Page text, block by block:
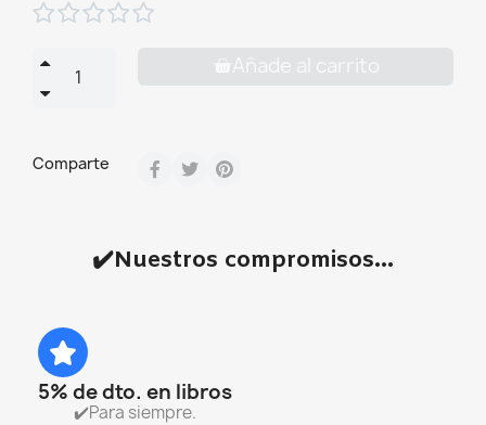

Añade al carrito
Comparte
✔️Nuestros compromisos...
5% de dto. en libros
✔️Para siempre.